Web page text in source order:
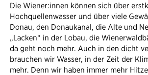
Die Wiener:innen können sich über
Hochquellenwasser und über viele
Donau, den Donaukanal, die Alte und
„Lacken“ in der Lobau, die
da geht noch mehr. Auch in den dicht
brauchen wir Wasser, in der Zeit der
mehr. Denn wir haben immer mehr